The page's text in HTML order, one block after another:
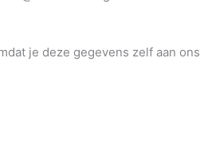
je deze gegevens zelf aan ons